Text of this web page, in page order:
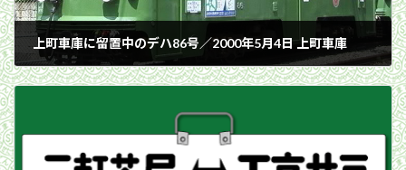
上町車庫に留置中のデハ86号／2000年5月4日 上町車庫
2000年5月4日